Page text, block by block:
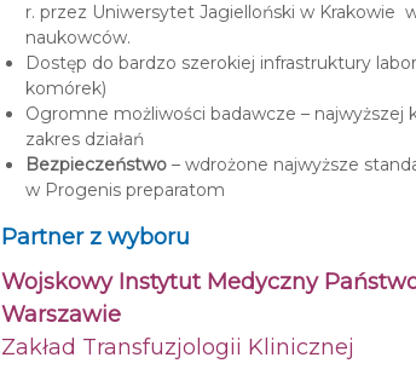
r. przez Uniwersytet Jagielloński w Krakowie
naukowców.
Dostęp do bardzo szerokiej infrastruktury
komórek)
Ogromne możliwości badawcze – najwyższej
zakres działań
Bezpieczeństwo – wdrożone najwyższe
w Progenis preparatom
Partner z wyboru
Wojskowy Instytut Medyczny
Warszawie
Zakład Transfuzjologii Klinicznej